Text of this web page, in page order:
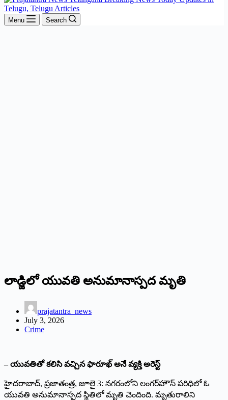
Menu Search
లాడ్జిలో యువతి అనుమానాస్పద మృతి
prajatantra_news
July 3, 2026
Crime
– యువతితో కలిసి వచ్చిన ఫారూఖ్‌ అనే వ్యక్తి అరెస్ట్
హైదరాబాద్‌,‌ ప్రజాతంత్ర, జూలై 3: నగరంలోని లంగర్‌హౌస్‌ ‌పరిధిలో ఓ
యువతి అనుమానాస్పద స్థితిలో మృతి చెందింది. మృతురాలిని